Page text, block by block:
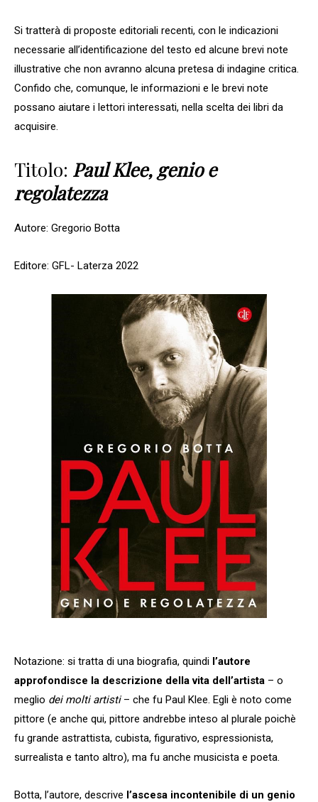
Si tratterà di proposte editoriali recenti, con le indicazioni
necessarie all’identificazione del testo ed alcune brevi note
illustrative che non avranno alcuna pretesa di indagine critica.
Confido che, comunque, le informazioni e le brevi note
possano aiutare i lettori interessati, nella scelta dei libri da
acquisire.
Titolo: Paul Klee, genio e
regolatezza
Autore: Gregorio Botta
Editore: GFL- Laterza 2022
Notazione: si tratta di una biografia, quindi l’autore
approfondisce la descrizione della vita dell’artista – o
meglio dei molti artisti– che fu Paul Klee. Egli è noto come
pittore (e anche qui, pittore andrebbe inteso al plurale poichè
fu grande astrattista, cubista, figurativo, espressionista,
surrealista e tanto altro), ma fu anche musicista e poeta.
Botta, l’autore, descrive l’ascesa incontenibile di un genio